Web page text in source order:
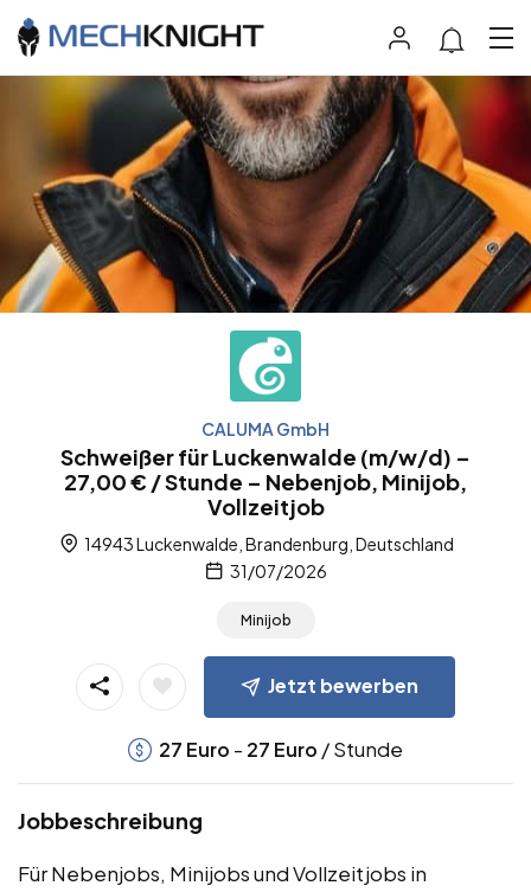
CALUMA GmbH
Schweißer für Luckenwalde (m/w/d) –
27,00 € / Stunde – Nebenjob, Minijob,
Vollzeitjob
14943 Luckenwalde, Brandenburg, Deutschland
31/07/2026
Minijob
Jetzt bewerben
27 Euro - 27 Euro / Stunde
Jobbeschreibung
Für Nebenjobs, Minijobs und Vollzeitjobs in